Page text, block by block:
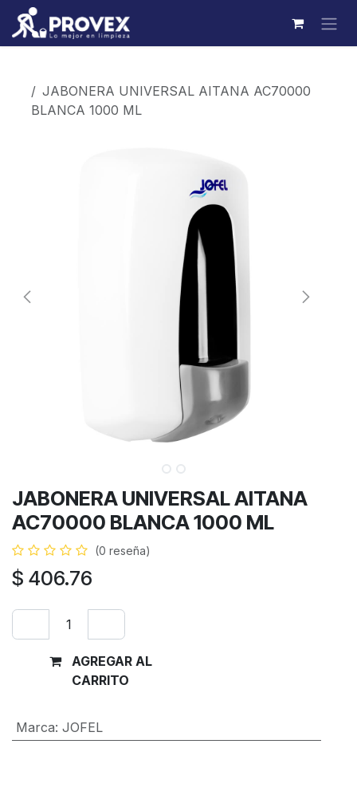
Ir al contenido
JABONERA UNIVERSAL AITANA AC70000
BLANCA 1000 ML
JABONERA UNIVERSAL AITANA
AC70000 BLANCA 1000 ML
(0 reseña)
$ 406.76
AGREGAR AL
CARRITO
Marca: JOFEL